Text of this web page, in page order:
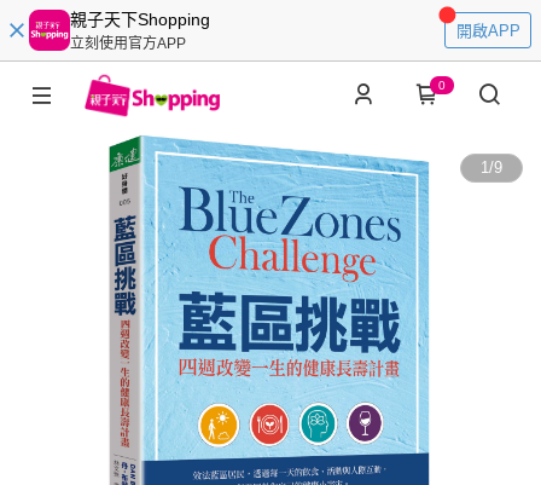
親子天下Shopping
立刻使用官方APP
開啟APP
0
1/9